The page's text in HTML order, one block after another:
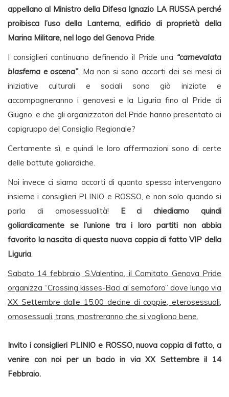
appellano al Ministro della Difesa Ignazio LA RUSSA perché
proibisca l’uso della Lanterna, edificio di proprietà della
Marina Militare, nel logo del Genova Pride.
I consiglieri continuano definendo il Pride una “carnevalata
blasfema e oscena”. Ma non si sono accorti dei sei mesi di
iniziative culturali e sociali sono già iniziate e
accompagneranno i genovesi e la Liguria fino al Pride di
Giugno, e che gli organizzatori del Pride hanno presentato ai
capigruppo del Consiglio Regionale?
Certamente sì, e quindi le loro affermazioni sono di certe
delle battute goliardiche.
Noi invece ci siamo accorti di quanto spesso intervengano
insieme i consiglieri PLINIO e ROSSO, e non solo quando si
parla di omosessualità! E ci chiediamo quindi
goliardicamente se l’unione tra i loro partiti non abbia
favorito la nascita di questa nuova coppia di fatto VIP della
Liguria.
Sabato 14 febbraio, S.Valentino, il Comitato Genova Pride
organizza “Crossing kisses-Baci al semaforo” dove lungo via
XX Settembre dalle 15:00 decine di coppie, eterosessuali,
omosessuali, trans, mostreranno che si vogliono bene.
Invito i consiglieri PLINIO e ROSSO, nuova coppia di fatto, a
venire con noi per un bacio in via XX Settembre il 14
Febbraio.